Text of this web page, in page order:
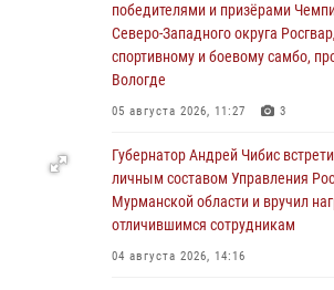
победителями и призёрами
Северо-Западного округа
спортивному и боевому самбо,
Вологде
05 августа 2026, 11:27 3
Губернатор Андрей Чибис
личным составом Управления
Мурманской области и вручил
отличившимся сотрудникам
04 августа 2026, 14:16